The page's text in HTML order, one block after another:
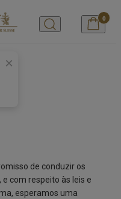
×
0
de conduzir os
com respeito às leis e
esperamos uma